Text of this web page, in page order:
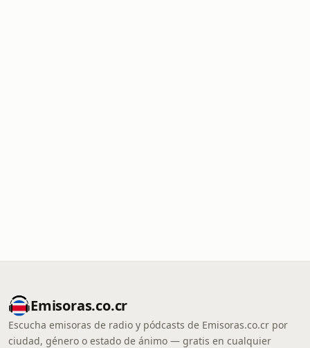
Emisoras.co.cr
Escucha emisoras de radio y pódcasts de Emisoras.co.cr por
ciudad, género o estado de ánimo — gratis en cualquier